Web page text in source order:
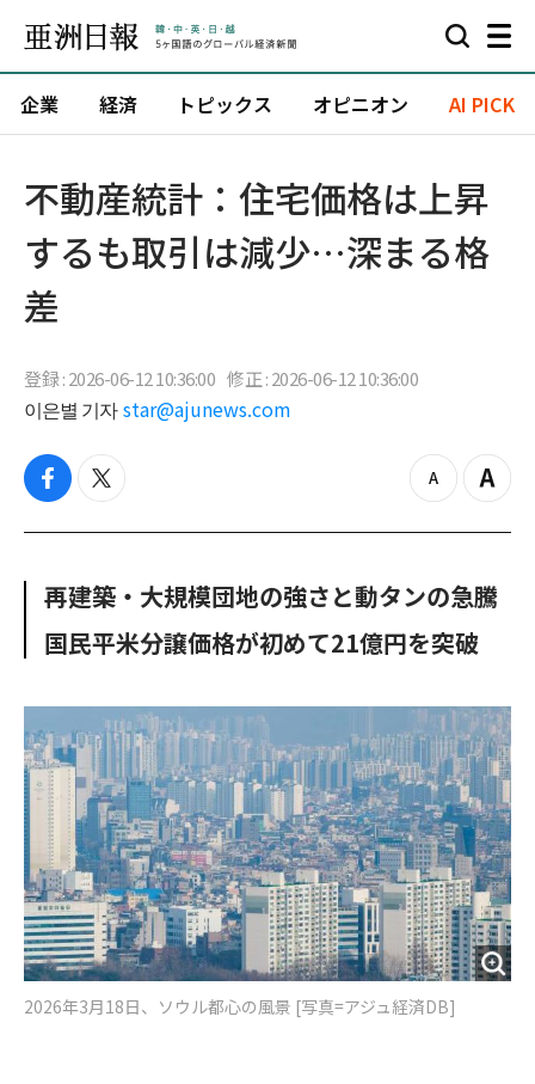
企業 経済 トピックス オピニオン AI PICK
不動産統計：住宅価格は上昇
するも取引は減少…深まる格
差
登録 : 2026-06-12 10:36:00 修正 : 2026-06-12 10:36:00
이은별 기자 star@ajunews.com
f
c
o
k
t
i
t
e
z
o
u
Z
o
n
再建築・大規模団地の強さと動タンの急騰
国民平米分譲価格が初めて21億円を突破
2026年3月18日、ソウル都心の風景 [写真=アジュ経済DB]